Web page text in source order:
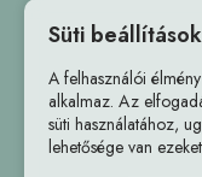
Süti beállítások
A felhasználói
alkalmaz. Az
süti használatához,
lehetősége van